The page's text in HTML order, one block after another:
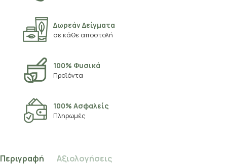
Δωρεάν Δείγματα
σε κάθε αποστολή
100% Φυσικά
Προϊόντα
100% Ασφαλείς
Πληρωμές
Περιγραφή Αξιολογήσεις